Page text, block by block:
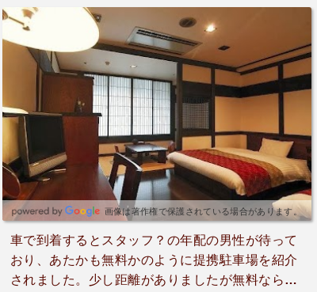
画像は著作権で保護されている場合があります。
車で到着するとスタッフ？の年配の男性が待って
おり、あたかも無料かのように提携駐車場を紹介
されました。少し距離がありましたが無料なら良